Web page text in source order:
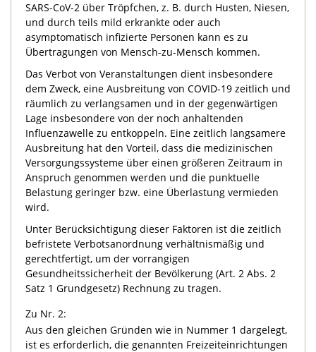
SARS-CoV-2 über Tröpfchen, z. B. durch Husten, Niesen,
und durch teils mild erkrankte oder auch
asymptomatisch infizierte Personen kann es zu
Übertragungen von Mensch-zu-Mensch kommen.
Das Verbot von Veranstaltungen dient insbesondere
dem Zweck, eine Ausbreitung von COVID-19 zeitlich und
räumlich zu verlangsamen und in der gegenwärtigen
Lage insbesondere von der noch anhaltenden
Influenzawelle zu entkoppeln. Eine zeitlich langsamere
Ausbreitung hat den Vorteil, dass die medizinischen
Versorgungssysteme über einen größeren Zeitraum in
Anspruch genommen werden und die punktuelle
Belastung geringer bzw. eine Überlastung vermieden
wird.
Unter Berücksichtigung dieser Faktoren ist die zeitlich
befristete Verbotsanordnung verhältnismäßig und
gerechtfertigt, um der vorrangigen
Gesundheitssicherheit der Bevölkerung (Art. 2 Abs. 2
Satz 1 Grundgesetz) Rechnung zu tragen.
Zu Nr. 2:
Aus den gleichen Gründen wie in Nummer 1 dargelegt,
ist es erforderlich, die genannten Freizeiteinrichtungen